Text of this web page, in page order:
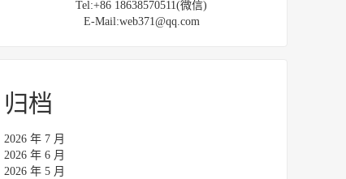
Tel:+86 18638570511(微信)
E-Mail:web371@qq.com
归档
2026 年 7 月
2026 年 6 月
2026 年 5 月